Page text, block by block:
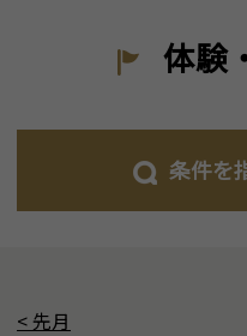
体験
条件を
< 先月